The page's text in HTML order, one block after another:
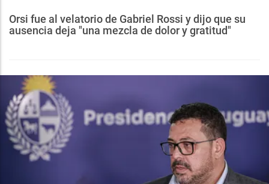
Orsi fue al velatorio de Gabriel Rossi y dijo que su
ausencia deja "una mezcla de dolor y gratitud"